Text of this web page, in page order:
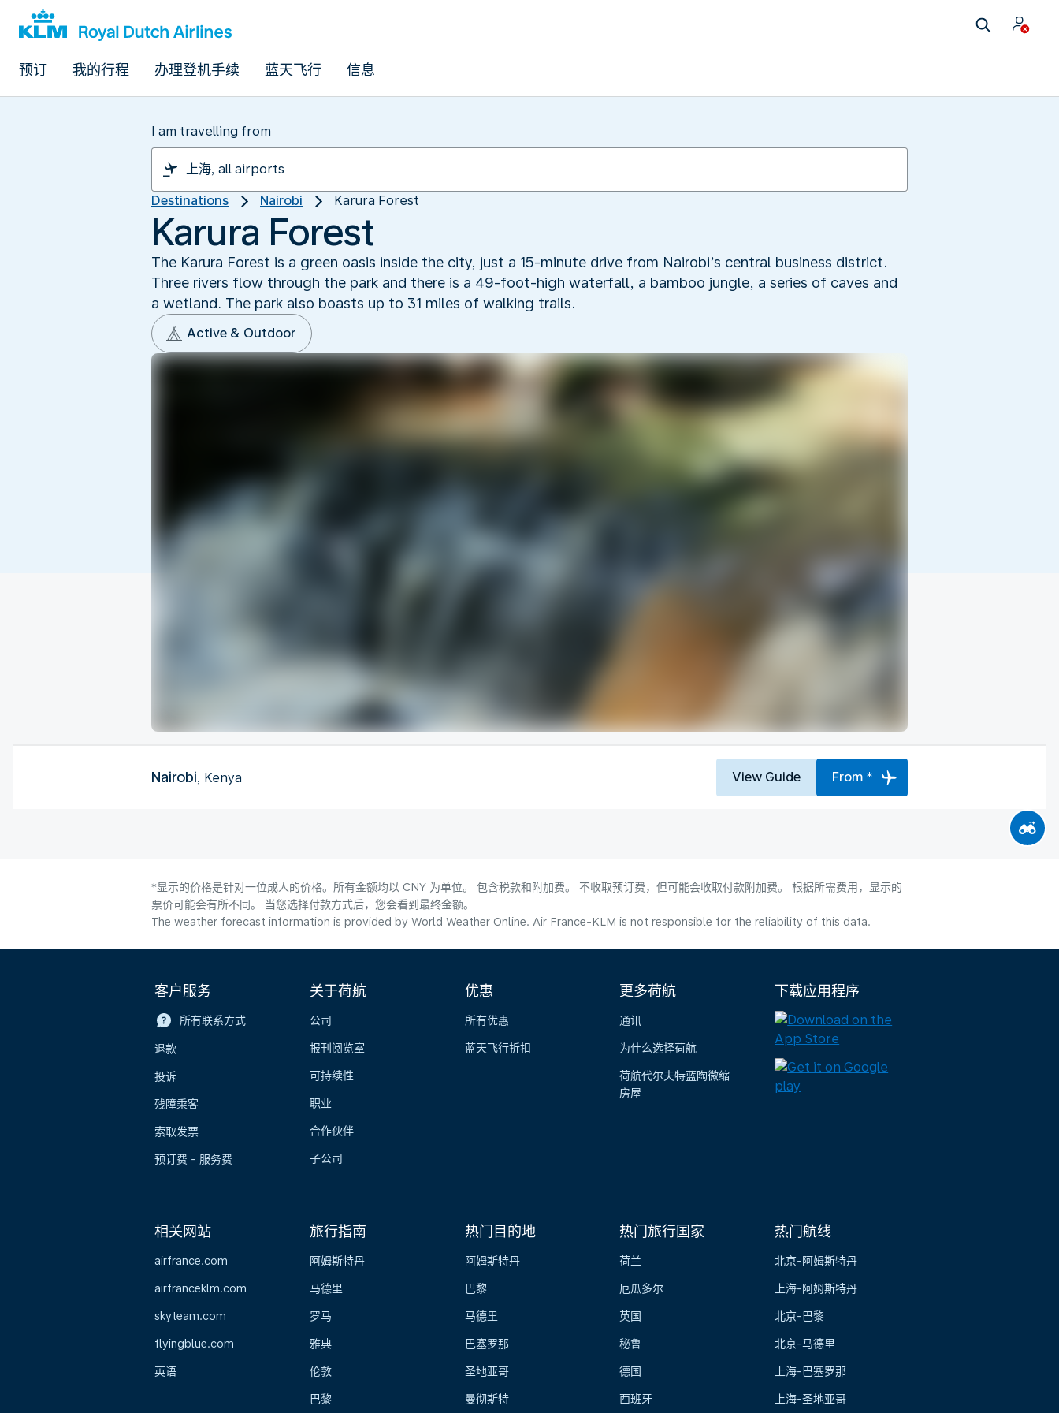
预订 我的行程 办理登机手续 蓝天飞行 信息
I am travelling from
Destinations Nairobi Karura Forest
Karura Forest
The Karura Forest is a green oasis inside the city, just a 15-minute drive from Nairobi’s central business district.
Three rivers flow through the park and there is a 49-foot-high waterfall, a bamboo jungle, a series of caves and
a wetland. The park also boasts up to 31 miles of walking trails.
Active & Outdoor
Nairobi, Kenya View Guide From *
*显示的价格是针对一位成人的价格。所有金额均以 CNY 为单位。 包含税款和附加费。 不收取预订费，但可能会收取付款附加费。 根据所需费用，显示的
票价可能会有所不同。 当您选择付款方式后，您会看到最终金额。
The weather forecast information is provided by World Weather Online. Air France-KLM is not responsible for the reliability of this data.
客户服务
所有联系方式
退款
投诉
残障乘客
索取发票
预订费 - 服务费
关于荷航
公司
报刊阅览室
可持续性
职业
合作伙伴
子公司
优惠
所有优惠
蓝天飞行折扣
更多荷航
通讯
为什么选择荷航
荷航代尔夫特蓝陶微缩
房屋
下载应用程序
相关网站
airfrance.com
airfranceklm.com
skyteam.com
flyingblue.com
英语
旅行指南
阿姆斯特丹
马德里
罗马
雅典
伦敦
巴黎
热门目的地
阿姆斯特丹
巴黎
马德里
巴塞罗那
圣地亚哥
曼彻斯特
热门旅行国家
荷兰
厄瓜多尔
英国
秘鲁
德国
西班牙
热门航线
北京-阿姆斯特丹
上海-阿姆斯特丹
北京-巴黎
北京-马德里
上海-巴塞罗那
上海-圣地亚哥